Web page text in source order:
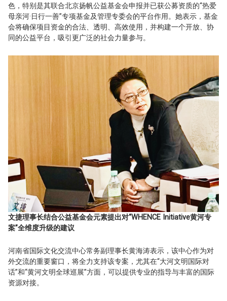
色，特别是其联合北京扬帆公益基金会申报并已获公募资质的“热爱
母亲河·日行一善”专项基金及管理专委会的平台作用。她表示，基金
会将确保项目资金的合法、透明、高效使用，并构建一个开放、协
同的公益平台，吸引更广泛的社会力量参与。
文捷理事长结合公益基金会元素提出对“WHENCE Initiative黄河专
案”全维度升级的建议
河南省国际文化交流中心常务副理事长黄海涛表示，该中心作为对
外交流的重要窗口，将全力支持该专案，尤其在“大河文明国际对
话”和“黄河文明全球巡展”方面，可以提供专业的指导与丰富的国际
资源对接。